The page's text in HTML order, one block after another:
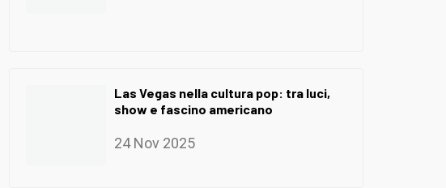
Las Vegas nella cultura pop: tra luci,
show e fascino americano
24 Nov 2025